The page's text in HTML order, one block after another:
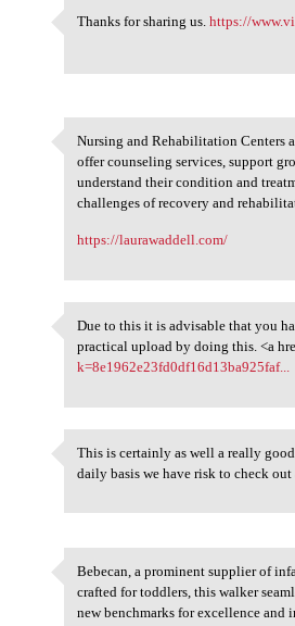
Thanks for sharing us. https
Thanks for sharing us.https://
Nursing and Rehabilitation
Nursing and Rehabilitation Centers
offer counseling services, support
understand their condition and
challenges of recovery and
https://laurawaddell.com/
Due to this it is advisable
Due to this it is advisable that you
practical upload by doing this. <a
k=8e1962e23fd0df16d13ba925faf...
This is certainly as well a
This is certainly as well a really
daily basis we have risk to check
Bebecan, a prominent
Bebecan, a prominent supplier of
crafted for toddlers, this walker
new benchmarks for excellence and